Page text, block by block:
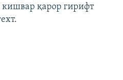
1080p
қарор гирифт